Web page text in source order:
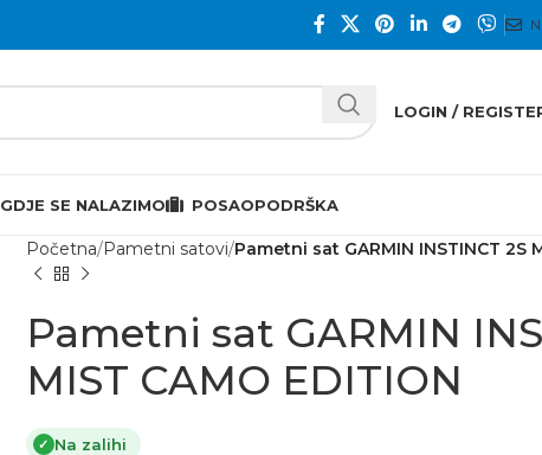
LOGIN /
GDJE SE NALAZIMO POSAOPODRŠKA
Početna Pametni satovi Pametni sat GARMIN INSTINCT 2S
Pametni sat GARMIN
MIST CAMO EDITION
✓ Na zalihi